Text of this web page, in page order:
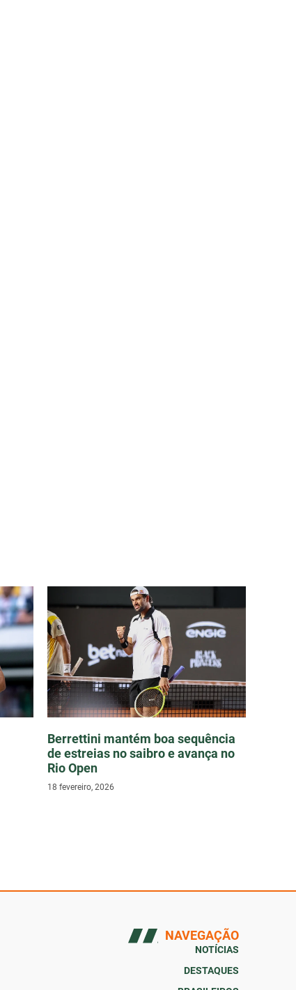
Berrettini mantém boa sequência
de estreias no saibro e avança no
Rio Open
18 fevereiro, 2026
NAVEGAÇÃO
NOTÍCIAS
DESTAQUES